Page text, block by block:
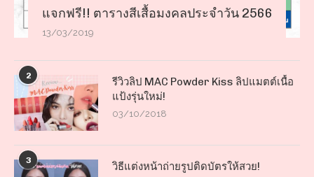
แจกฟรี!! ตารางสีเสื้อมงคลประจำวัน 2566
13/03/2019
2
รีวิวลิป MAC Powder Kiss ลิปแมตต์เนื้อ
แป้งรุ่นใหม่!
03/10/2018
3 วิธีแต่งหน้าถ่ายรูปติดบัตรให้สวย!